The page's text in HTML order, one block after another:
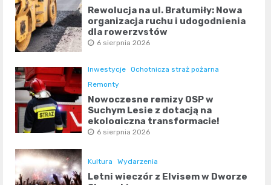
Rewolucja na ul. Bratumiły: Nowa
organizacja ruchu i udogodnienia
dla rowerzystów
6 sierpnia 2026
Inwestycje Ochotnicza straż pożarna
Remonty
Nowoczesne remizy OSP w
Suchym Lesie z dotacją na
ekologiczną transformację!
6 sierpnia 2026
Kultura Wydarzenia
Letni wieczór z Elvisem w Dworze